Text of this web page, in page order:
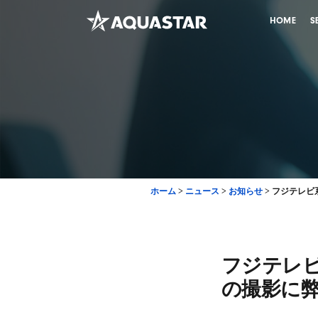
HOME
ホーム > ニュース > お知らせ > フジテレビ
フジテレ
の撮影に